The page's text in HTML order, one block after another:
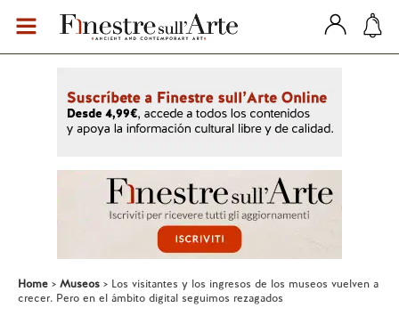
Home Museos
Los visitantes y los ingresos de los museos vuelven a
crecer. Pero en el ámbito digital seguimos rezagados